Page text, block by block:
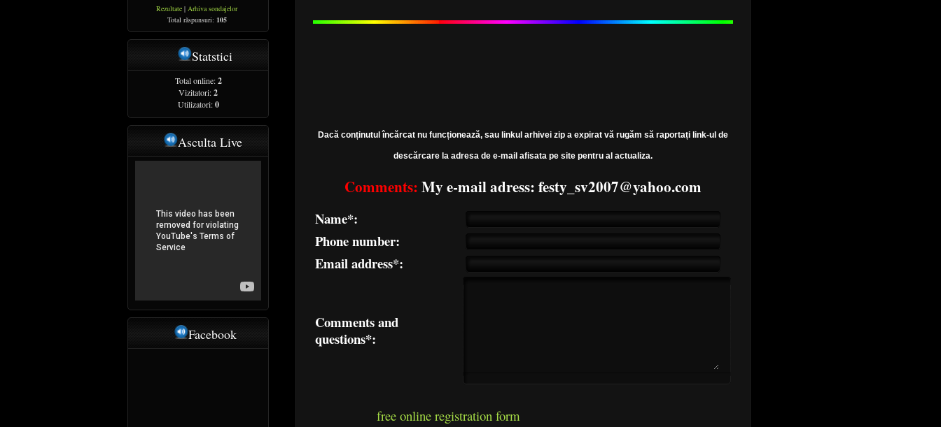
Rezultate |Arhiva sondajelor
Total răspunsuri: 105
Statstici
Total online:2
Vizitatori:2
Utilizatori:0
Asculta Live
Facebook
Dacă conținutul încărcat nu funcționează, sau linkul arhivei zip a expirat vă rugăm să raportați link-ul de
descărcare la adresa de e-mail afisata pe site pentru al actualiza.
Comments: My e-mail adress: festy_sv2007@yahoo.com
Name*:
Phone number:
Email address*:
Comments and
questions*:
free online registration form